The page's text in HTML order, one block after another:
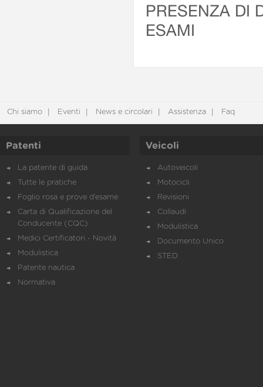
PRESENZA DI
ESAMI
Chi siamo Eventi News e circolari Assistenza Faq
Patenti
La patente di guida
Tutte le pratiche
Foglio rosa e prove d’esame
Carta di Qualificazione del
Conducente (CQC)
Medici Certificatori - Novità
Modulistica
Patente nautica
Normativa
Veicoli
Autoveicoli
Motocicli
Revisioni
Collaudi
Modulistica
Documento Unico
STED